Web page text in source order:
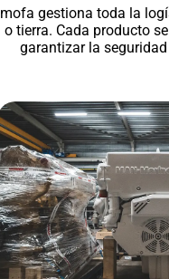
gestiona toda la
o tierra. Cada producto
garantizar la